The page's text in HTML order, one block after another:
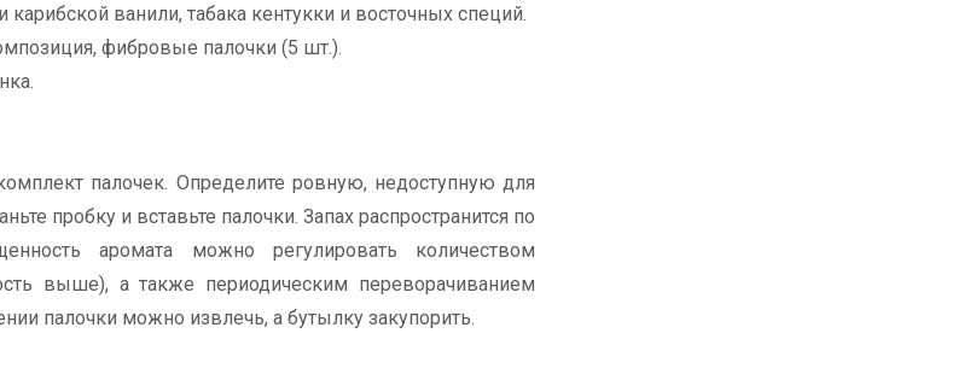
ванили, табака кентукки и восточных специй.
фибровые палочки (5 шт.).
палочек. Определите ровную, недоступную для
пробку и вставьте палочки. Запах распространится по
аромата можно регулировать количеством
выше), а также периодическим переворачиванием
палочки можно извлечь, а бутылку закупорить.